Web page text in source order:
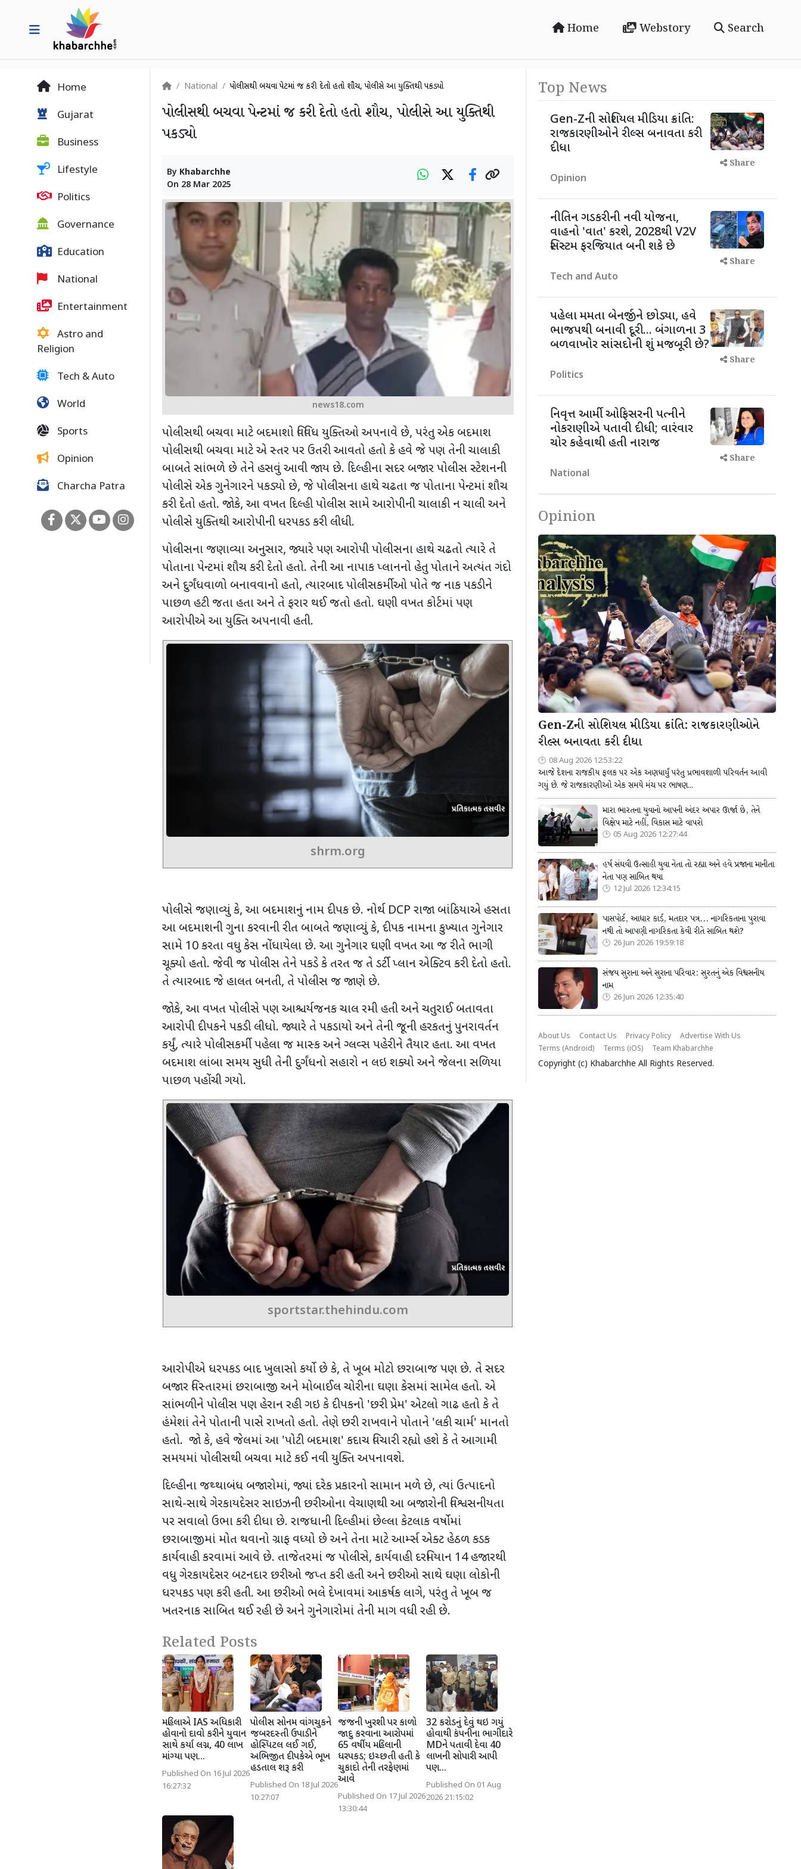
Home Webstory Search
Home
Gujarat
Business
Lifestyle
Politics
Governance
Education
National
Entertainment
Astro and
Religion
Tech & Auto
World
Sports
Opinion
Charcha Patra
National પોલીસથી બચવા પેન્ટમાં જ કરી દેતો હતો શૌચ, પોલીસે આ યુક્તિથી પકડ્યો
પોલીસથી બચવા પેન્ટમાં જ કરી દેતો હતો શૌચ, પોલીસે આ યુક્તિથી
પકડ્યો
By Khabarchhe
On 28 Mar 2025
news18.com
પોલીસથી બચવા માટે બદમાશો વિવિધ યુક્તિઓ અપનાવે છે, પરંતુ એક બદમાશ
પોલીસથી બચવા માટે એ સ્તર પર ઉતરી આવતો હતો કે હવે જે પણ તેની ચાલાકી
બાબતે સાંભળે છે તેને હસવું આવી જાય છે. દિલ્હીના સદર બજાર પોલીસ સ્ટેશનની
પોલીસે એક ગુનેગારને પકડ્યો છે, જે પોલીસના હાથે ચઢતા જ પોતાના પેન્ટમાં શૌચ
કરી દેતો હતો. જોકે, આ વખત દિલ્હી પોલીસ સામે આરોપીની ચાલાકી ન ચાલી અને
પોલીસે યુક્તિથી આરોપીની ધરપકડ કરી લીધી.
પોલીસના જણાવ્યા અનુસાર, જ્યારે પણ આરોપી પોલીસના હાથે ચઢતો ત્યારે તે
પોતાના પેન્ટમાં શૌચ કરી દેતો હતો. તેની આ નાપાક પ્લાનનો હેતુ પોતાને અત્યંત ગંદો
અને દુર્ગંધવાળો બનાવવાનો હતો, ત્યારબાદ પોલીસકર્મીઓ પોતે જ નાક પકડીને
પાછળ હટી જતા હતા અને તે ફરાર થઈ જતો હતો. ઘણી વખત કોર્ટમાં પણ
આરોપીએ આ યુક્તિ અપનાવી હતી.
shrm.org
પોલીસે જણાવ્યું કે, આ બદમાશનું નામ દીપક છે. નોર્થ DCP રાજા બાંઠિયાએ હસતા
આ બદમાશની ગુના કરવાની રીત બાબતે જણાવ્યું કે, દીપક નામના કુખ્યાત ગુનેગાર
સામે 10 કરતા વધુ કેસ નોંધાયેલા છે. આ ગુનેગાર ઘણી વખત આ જ રીતે ભાગી
ચૂક્યો હતો. જેવી જ પોલીસ તેને પકડે કે તરત જ તે ડર્ટી પ્લાન એક્ટિવ કરી દેતો હતો.
તે ત્યારબાદ જે હાલત બનતી, તે પોલીસ જ જાણે છે.
જોકે, આ વખત પોલીસે પણ આશ્ચર્યજનક ચાલ રમી હતી અને ચતુરાઈ બતાવતા
આરોપી દીપકને પકડી લીધો. જ્યારે તે પકડાયો અને તેની જૂની હરકતનું પુનરાવર્તન
કર્યું, ત્યારે પોલીસકર્મી પહેલા જ માસ્ક અને ગ્લવ્સ પહેરીને તૈયાર હતા. આ વખત
બદમાશ લાંબા સમય સુધી તેની દુર્ગંધનો સહારો ન લઇ શક્યો અને જેલના સળિયા
પાછળ પહોંચી ગયો.
sportstar.thehindu.com
આરોપીએ ધરપકડ બાદ ખુલાસો કર્યો છે કે, તે ખૂબ મોટો છરાબાજ પણ છે. તે સદર
બજાર વિસ્તારમાં છરાબાજી અને મોબાઈલ ચોરીના ઘણા કેસમાં સામેલ હતો. એ
સાંભળીને પોલીસ પણ હેરાન રહી ગઇ કે દીપકનો 'છરી પ્રેમ' એટલો ગાઢ હતો કે તે
હંમેશાં તેને પોતાની પાસે રાખતો હતો. તેણે છરી રાખવાને પોતાને 'લકી ચાર્મ' માનતો
હતો. જો કે, હવે જેલમાં આ 'પોટી બદમાશ' કદાચ વિચારી રહ્યો હશે કે તે આગામી
સમયમાં પોલીસથી બચવા માટે કઈ નવી યુક્તિ અપનાવશે.
દિલ્હીના જથ્થાબંધ બજારોમાં, જ્યાં દરેક પ્રકારનો સામાન મળે છે, ત્યાં ઉત્પાદનો
સાથે-સાથે ગેરકાયદેસર સાઇઝની છરીઓના વેચાણથી આ બજારોની વિશ્વસનીયતા
પર સવાલો ઉભા કરી દીધા છે. રાજધાની દિલ્હીમાં છેલ્લા કેટલાક વર્ષોમાં
છરાબાજીમાં મોત થવાનો ગ્રાફ વધ્યો છે અને તેના માટે આર્મ્સ એક્ટ હેઠળ કડક
કાર્યવાહી કરવામાં આવે છે. તાજેતરમાં જ પોલીસે, કાર્યવાહી દરમિયાન 14હજારથી
વધુ ગેરકાયદેસર બટનદાર છરીઓ જપ્ત કરી હતી અને છરીઓ સાથે ઘણા લોકોની
ધરપકડ પણ કરી હતી. આ છરીઓ ભલે દેખાવમાં આકર્ષક લાગે, પરંતુ તે ખૂબ જ
ખતરનાક સાબિત થઈ રહી છે અને ગુનેગારોમાં તેની માગ વધી રહી છે.
Related Posts
મહિલાએ IAS અધિકારી
હોવાનો દાવો કરીને યુવાન
સાથે કર્યા લગ્ન, 40 લાખ
માંગ્યા પણ...
Published On 16 Jul 2026
16:27:32
પોલીસ સોનમ વાંગચુકને
જબરદસ્તી ઉપાડીને
હોસ્પિટલ લઈ ગઈ,
અભિજીત દીપકેએ ભૂખ
હડતાલ શરૂ કરી
Published On 18 Jul 2026
10:27:07
જજની ખુરશી પર કાળો
જાદુ કરવાના આરોપમાં
65 વર્ષીય મહિલાની
ધરપકડ; ઇચ્છતી હતી કે
ચુકાદો તેની તરફેણમાં
આવે
Published On 17 Jul 2026
13:30:44
32 કરોડનું દેવું થઇ ગયું
હોવાથી કંપનીના ભાગીદારે
MDને પતાવી દેવા 40
લાખની સોપારી આપી
પણ...
Published On 01 Aug
2026 21:15:02
Top News
Gen-Zની સોશિયલ મીડિયા ક્રાંતિ:
રાજકારણીઓને રીલ્સ બનાવતા કરી
દીધા
Opinion
Share
નીતિન ગડકરીની નવી યોજના,
વાહનો 'વાત' કરશે, 2028થી V2V
સિસ્ટમ ફરજિયાત બની શકે છે
Tech and Auto
Share
પહેલા મમતા બેનર્જીને છોડ્યા, હવે
ભાજપથી બનાવી દૂરી... બંગાળના 3
બળવાખોર સાંસદોની શું મજબૂરી છે?
Politics
Share
નિવૃત્ત આર્મી ઓફિસરની પત્નીને
નોકરાણીએ પતાવી દીધી; વારંવાર
ચોર કહેવાથી હતી નારાજ
National
Share
Opinion
Gen-Zની સોશિયલ મીડિયા ક્રાંતિ: રાજકારણીઓને
રીલ્સ બનાવતા કરી દીધા
08 Aug 2026 12:53:22
આજે દેશના રાજકીય ફલક પર એક અણધાર્યું પરંતુ પ્રભાવશાળી પરિવર્તન આવી
ગયું છે. જે રાજકારણીઓ એક સમયે મંચ પર ભાષણ...
મારા ભારતના યુવાનો આપની અંદર અપાર ઊર્જા છે, તેને
વિક્ષેપ માટે નહીં, વિકાસ માટે વાપરો
05 Aug 2026 12:27:44
હર્ષ સંઘવી ઉત્સાહી યુવા નેતા તો રહ્યા અને હવે પ્રજાના માનીતા
નેતા પણ સાબિત થયા
12 Jul 2026 12:34:15
પાસપોર્ટ, આધાર કાર્ડ, મતદાર પત્ર... નાગરિકતાના પુરાવા
નથી તો આપણી નાગરિકતા કેવી રીતે સાબિત થશે?
26 Jun 2026 19:59:18
સંજય સુરાના અને સુરાના પરિવાર: સુરતનું એક વિશ્વસનીય
નામ
26 Jun 2026 12:35:40
About Us Contact Us Privacy Policy
Advertise With Us
Terms (Android)
Terms (iOS) Team Khabarchhe
Copyright (c) Khabarchhe All Rights Reserved.